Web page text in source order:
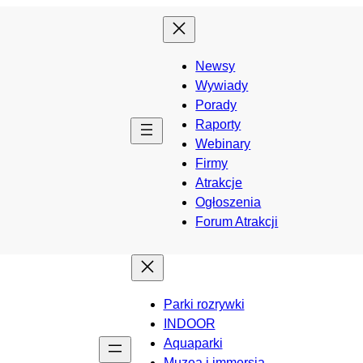
Newsy
Wywiady
Porady
Raporty
Webinary
Firmy
Atrakcje
Ogłoszenia
Forum Atrakcji
Parki rozrywki
INDOOR
Aquaparki